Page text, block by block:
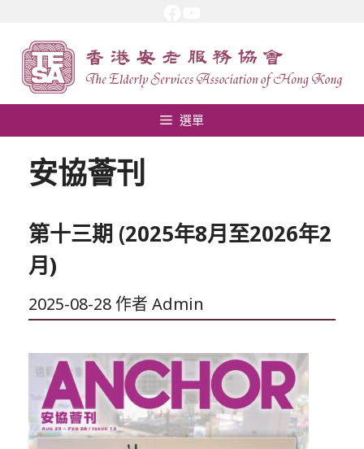
選單
安協薈刊
第十三期 (2025年8月至2026年2
月)
2025-08-28 作者 Admin